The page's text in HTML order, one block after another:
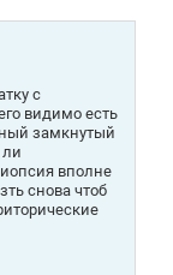
с
видимо есть
замкнутый
ли
вполне
снова чтоб